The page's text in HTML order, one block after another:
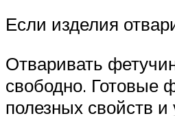
Если изделия
Отваривать
свободно. Готовые
полезных свойств и